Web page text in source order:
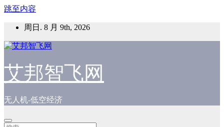
跳至内容
周日. 8 月 9th, 2026
艾邦智飞网
无人机-低空经济